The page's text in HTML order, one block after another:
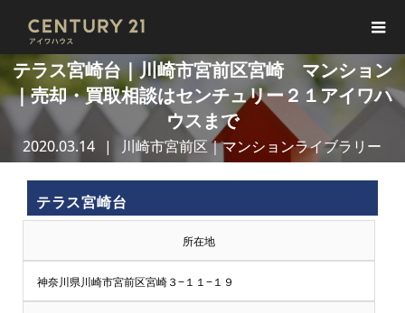
テラス宮崎台｜川崎市宮前区宮崎 マンション
｜売却・買取相談はセンチュリー２１アイワハ
ウスまで
2020.03.14 川崎市宮前区｜マンションライブラリー
テラス宮崎台
所在地
神奈川県川崎市宮前区宮崎３−１１−１９